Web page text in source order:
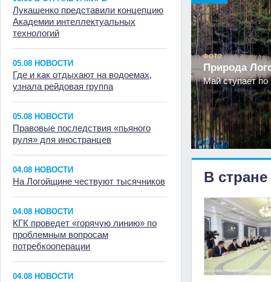
Лукашенко представили концепцию
Академии интеллектуальных
технологий
05.08 НОВОСТИ
Где и как отдыхают на водоемах,
узнала рейдовая группа
05.08 НОВОСТИ
Правовые последствия «пьяного
руля» для иностранцев
04.08 НОВОСТИ
На Логойщине чествуют тысячников
04.08 НОВОСТИ
КГК проведет «горячую линию» по
проблемным вопросам
потребкооперации
04.08 НОВОСТИ
ФОТО
Природа
Май ступает по
В